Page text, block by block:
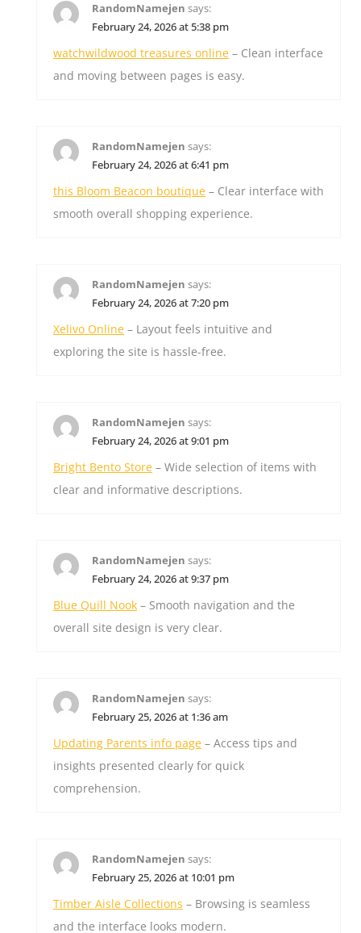
RandomNamejen says:
February 24, 2026 at 5:38 pm
watchwildwood treasures online – Clean interface
and moving between pages is easy.
RandomNamejen says:
February 24, 2026 at 6:41 pm
this Bloom Beacon boutique – Clear interface with
smooth overall shopping experience.
RandomNamejen says:
February 24, 2026 at 7:20 pm
Xelivo Online – Layout feels intuitive and
exploring the site is hassle-free.
RandomNamejen says:
February 24, 2026 at 9:01 pm
Bright Bento Store – Wide selection of items with
clear and informative descriptions.
RandomNamejen says:
February 24, 2026 at 9:37 pm
Blue Quill Nook – Smooth navigation and the
overall site design is very clear.
RandomNamejen says:
February 25, 2026 at 1:36 am
Updating Parents info page – Access tips and
insights presented clearly for quick
comprehension.
RandomNamejen says:
February 25, 2026 at 10:01 pm
Timber Aisle Collections – Browsing is seamless
and the interface looks modern.